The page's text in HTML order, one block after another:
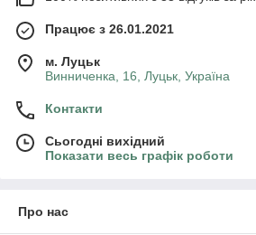
Працює з 26.01.2021
м. Луцьк
Винниченка, 16, Луцьк, Україна
Контакти
Сьогодні вихідний
Показати весь графік роботи
Про нас